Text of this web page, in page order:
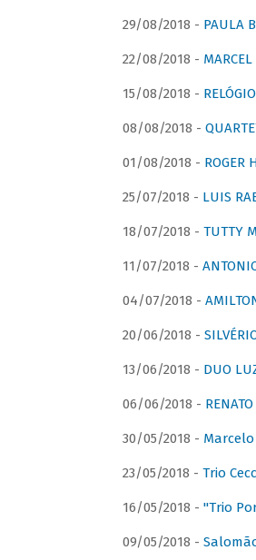
29/08/2018 - PAULA
22/08/2018 -
15/08/2018 -
08/08/2018 -
01/08/2018 - ROGER
25/07/2018 - LUIS
18/07/2018 - TUTTY
11/07/2018 -
04/07/2018 -
20/06/2018 -
13/06/2018 - DUO
06/06/2018 -
30/05/2018 -
23/05/2018 - Trio
16/05/2018 - "Trio
09/05/2018 -